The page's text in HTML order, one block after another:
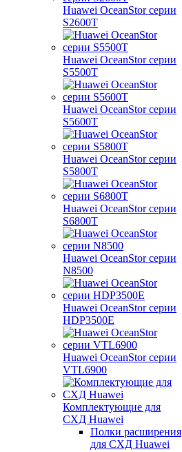
Huawei OceanStor серии
S2600T
Huawei OceanStor серии
S5500T
Huawei OceanStor серии
S5600T
Huawei OceanStor серии
S5800T
Huawei OceanStor серии
S6800T
Huawei OceanStor серии
N8500
Huawei OceanStor серии
HDP3500E
Huawei OceanStor серии
VTL6900
Комплектующие для
СХД Huawei
Полки расширения
для СХД Huawei